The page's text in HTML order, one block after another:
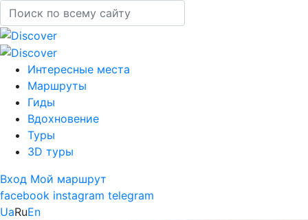
Интересные места
Маршруты
Гиды
Вдохновение
Туры
3D туры
Вход Мой маршрут
facebook instagram telegram
UaRuEn